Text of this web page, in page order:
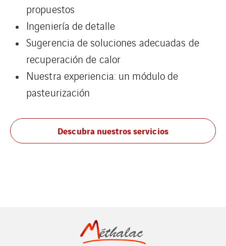
propuestos
Ingeniería de detalle
Sugerencia de soluciones adecuadas de
recuperación de calor
Nuestra experiencia: un módulo de
pasteurización
Descubra nuestros servicios